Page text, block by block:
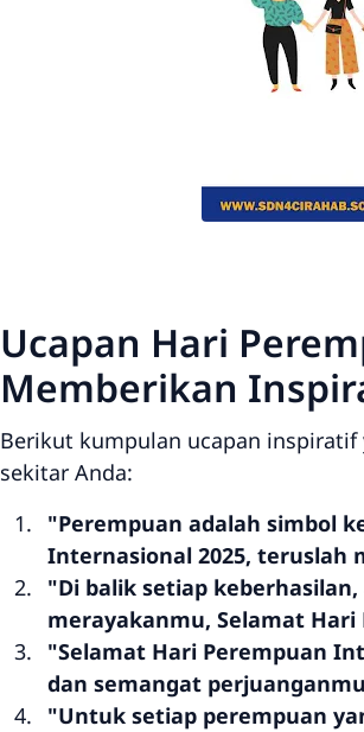
Ucapan Hari
Memberikan
Berikut kumpulan ucapan
sekitar Anda:
"Perempuan adalah simbol
Internasional 2025, teruslah
"Di balik setiap
merayakanmu, Selamat
"Selamat Hari Perempuan
dan semangat
"Untuk setiap perempuan